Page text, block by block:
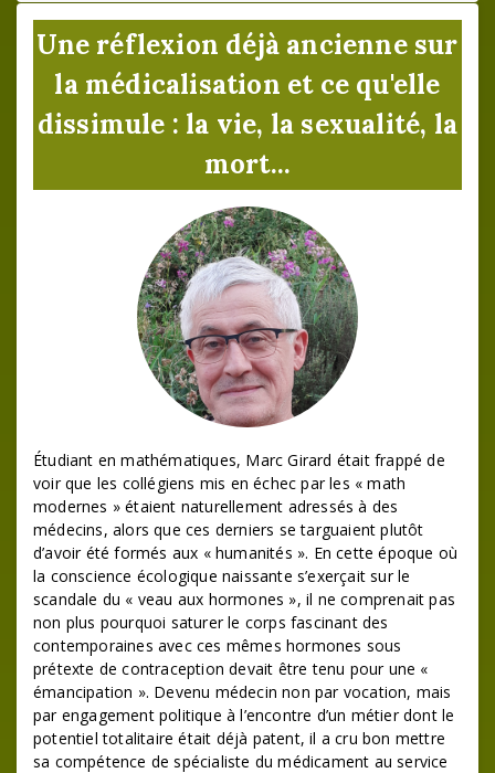
de
l’article
Une réflexion déjà ancienne sur
la médicalisation et ce qu'elle
dissimule : la vie, la sexualité, la
mort...
Étudiant en mathématiques, Marc Girard était frappé de
voir que les collégiens mis en échec par les « math
modernes » étaient naturellement adressés à des
médecins, alors que ces derniers se targuaient plutôt
d’avoir été formés aux « humanités ». En cette époque où
la conscience écologique naissante s’exerçait sur le
scandale du « veau aux hormones », il ne comprenait pas
non plus pourquoi saturer le corps fascinant des
contemporaines avec ces mêmes hormones sous
prétexte de contraception devait être tenu pour une «
émancipation ». Devenu médecin non par vocation, mais
par engagement politique à l’encontre d’un métier dont le
potentiel totalitaire était déjà patent, il a cru bon mettre
sa compétence de spécialiste du médicament au service